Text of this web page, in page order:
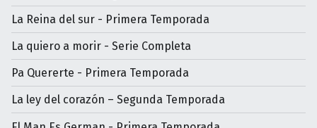
La Reina del sur - Primera Temporada
La quiero a morir - Serie Completa
Pa Quererte - Primera Temporada
La ley del corazón – Segunda Temporada